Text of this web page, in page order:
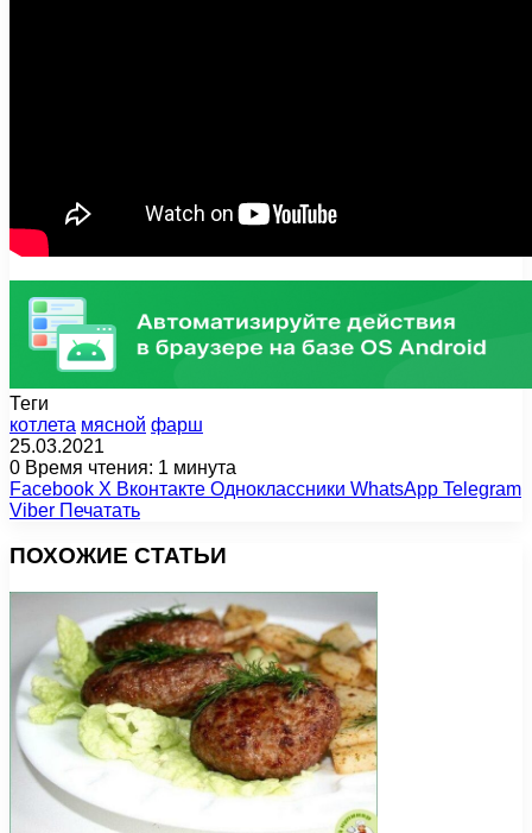
Теги
котлета мясной фарш
25.03.2021
0 Время чтения: 1 минута
Facebook X Вконтакте Одноклассники WhatsApp Telegram
Viber Печатать
ПОХОЖИЕ СТАТЬИ